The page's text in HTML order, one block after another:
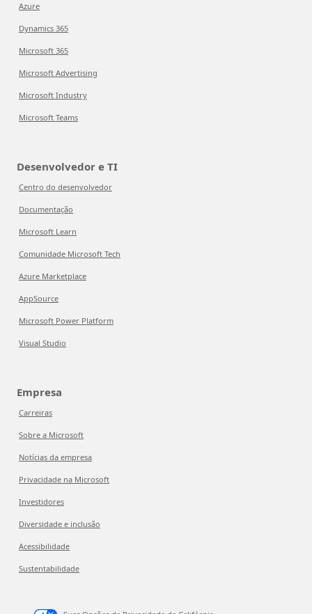
Azure
Dynamics 365
Microsoft 365
Microsoft Advertising
Microsoft Industry
Microsoft Teams
Desenvolvedor e TI
Centro do desenvolvedor
Documentação
Microsoft Learn
Comunidade Microsoft Tech
Azure Marketplace
AppSource
Microsoft Power Platform
Visual Studio
Empresa
Carreiras
Sobre a Microsoft
Notícias da empresa
Privacidade na Microsoft
Investidores
Diversidade e inclusão
Acessibilidade
Sustentabilidade